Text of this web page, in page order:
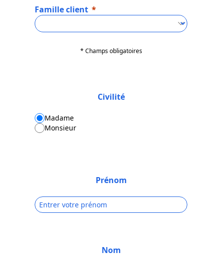
Famille client
* Champs obligatoires
Civilité
Madame
Monsieur
Prénom
Nom